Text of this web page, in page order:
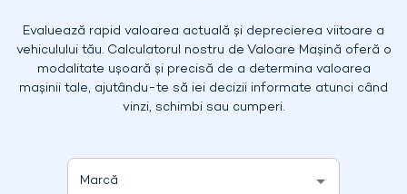
Evaluează rapid valoarea actuală și deprecierea viitoare a
vehiculului tău. Calculatorul nostru de Valoare Mașină oferă o
modalitate ușoară și precisă de a determina valoarea
mașinii tale, ajutându-te să iei decizii informate atunci când
vinzi, schimbi sau cumperi.
Marcă